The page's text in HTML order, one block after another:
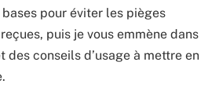
pour éviter les pièges
puis je vous emmène dans
des conseils d’usage à mettre en